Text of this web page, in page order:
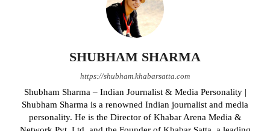
SHUBHAM SHARMA
https://shubham.khabarsatta.com
Shubham Sharma – Indian Journalist & Media Personality |
Shubham Sharma is a renowned Indian journalist and media
personality. He is the Director of Khabar Arena Media &